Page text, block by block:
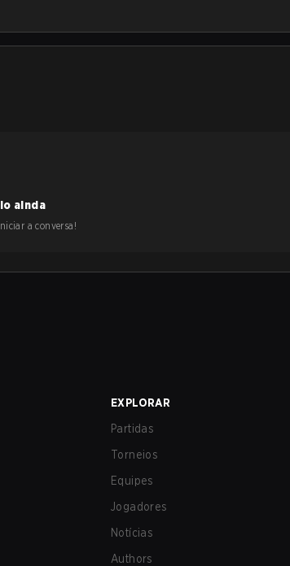
ainda
a conversa!
EXPLORAR
Partidas
Torneios
Equipes
Jogadores
Notícias
Authors